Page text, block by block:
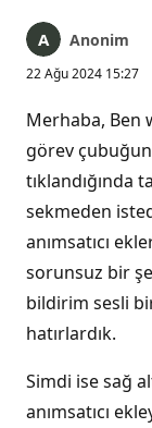
Anonim
22 Ağu 2024 15:27
Merhaba, Ben
görev
tıklandığında
sekmeden
anımsatıcı
sorunsuz bir
bildirim sesli
hatırlardık.
Simdi ise sağ
anımsatıcı